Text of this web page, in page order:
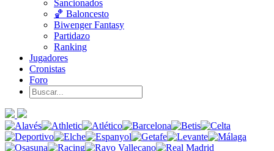
Sancionados
🏀 Baloncesto
Biwenger Fantasy
Partidazo
Ranking
Jugadores
Cronistas
Foro